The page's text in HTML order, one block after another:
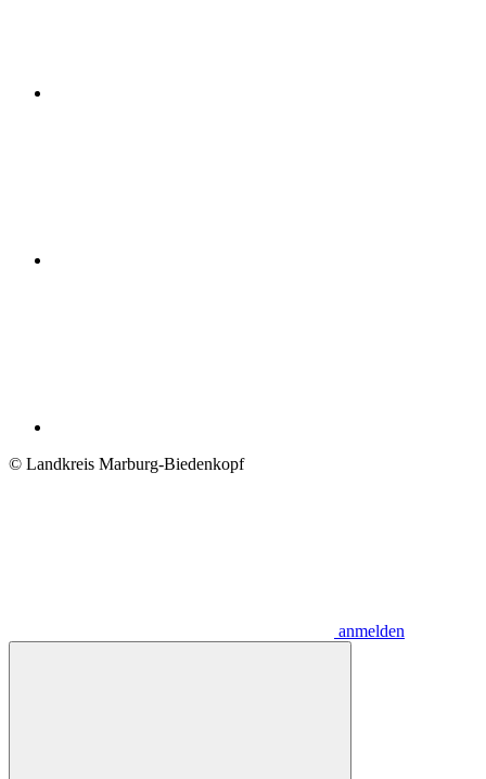
© Landkreis Marburg-Biedenkopf
anmelden